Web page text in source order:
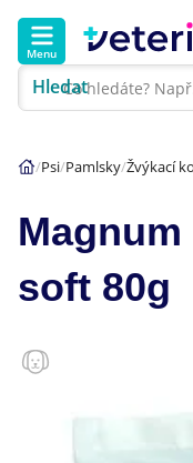
Menu
Hledat
Akce
Psi
Kočky
Veterinární diety
Psi Pamlsky Žvýkací
soft 80g